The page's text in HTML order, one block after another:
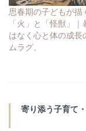
思春期の子どもが描
「火」と「怪獣」｜
はなく心と体の成長
ムラグ。
寄り添う子育て